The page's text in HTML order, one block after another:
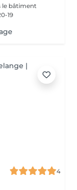
le bâtiment
19
4